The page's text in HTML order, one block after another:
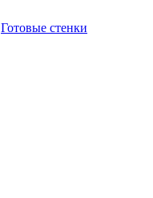
Готовые стенки